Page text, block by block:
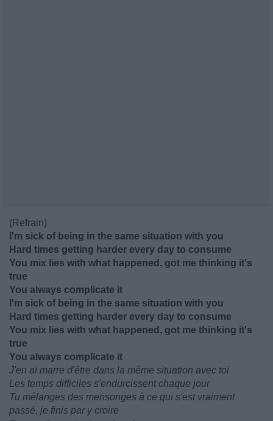
(Refrain)
I'm sick of being in the same situation with you
Hard times getting harder every day to consume
You mix lies with what happened, got me thinking it's
true
You always complicate it
I'm sick of being in the same situation with you
Hard times getting harder every day to consume
You mix lies with what happened, got me thinking it's
true
You always complicate it
J'en ai marre d'être dans la même situation avec toi
Les temps difficiles s'endurcissent chaque jour
Tu mélanges des mensonges à ce qui s'est vraiment
passé, je finis par y croire